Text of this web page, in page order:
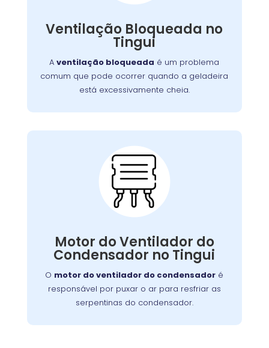
Ventilação Bloqueada no
Tingui
Aventilação bloqueada é um problema
comum que pode ocorrer quando a geladeira
está excessivamente cheia.
como também pode
obstruir as ventilações
Embora uma simples limpeza
possa resolver a situação
, em casos mais
graves, pode ser necessário um
profissional
para limpar ou substituir as
ventilações.
Motor do Ventilador do
Condensador no Tingui
O motor do ventilador do condensador é
responsável por puxar o ar para resfriar as
serpentinas do condensador.
Problemas com o
Motor do Ventilador do
Condensador:
superaquecer,
comprometendo a eficiência
do resfriamento da geladeira
. Nossa equipe